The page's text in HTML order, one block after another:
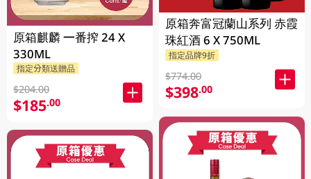
原箱麒麟 一番搾 24 X
330ML
指定分類送贈品
$204.00
$185.00
原箱奔富冠蘭山系列 赤霞
珠紅酒 6 X 750ML
指定品牌9折
$774.00
$398.00